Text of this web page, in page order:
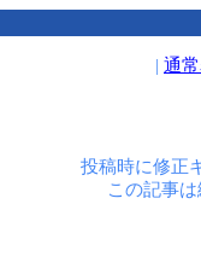
| 通
投稿時に修正
この記事